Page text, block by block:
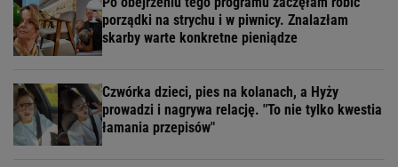
porządki na strychu i w piwnicy. Znalazłam
skarby warte konkretne pieniądze
Czwórka dzieci, pies na kolanach, a Hyży
prowadzi i nagrywa relację. "To nie tylko kwestia
łamania przepisów"